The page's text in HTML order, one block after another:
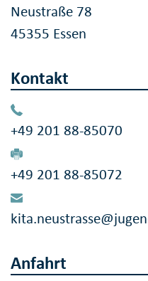
Neustraße 78
45355 Essen
Kontakt
+49 201 88-85070
+49 201 88-85072
Anfahrt